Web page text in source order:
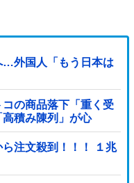
…外国人「もう日本は
コの商品落下「重く受
積み陳列」が心
ら注文殺到！！！ １兆